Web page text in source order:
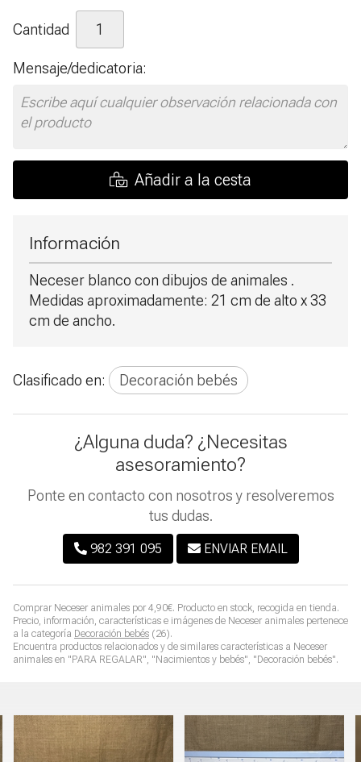
Cantidad
Mensaje/dedicatoria:
Añadir a la cesta
Comprar Neceser animales por 4,90€. Producto en stock, recogida en tienda.
Precio, información, características e imágenes de Neceser animales pertenece
a la categoría Decoración bebés (26).
Encuentra productos relacionados y de similares características a Neceser
animales en "PARA REGALAR", "Nacimientos y bebés", "Decoración bebés".
Información
Neceser blanco con dibujos de animales .
Medidas aproximadamente: 21 cm de alto x 33
cm de ancho.
Clasificado en: Decoración bebés
¿Alguna duda? ¿Necesitas
asesoramiento?
Ponte en contacto con nosotros y resolveremos
tus dudas.
982 391 095 ENVIAR EMAIL